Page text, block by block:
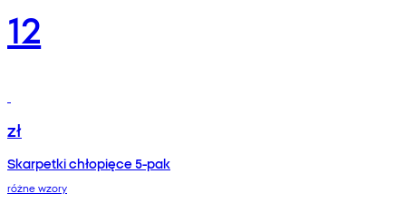
12
zł
Skarpetki chłopięce 5-pak
różne wzory